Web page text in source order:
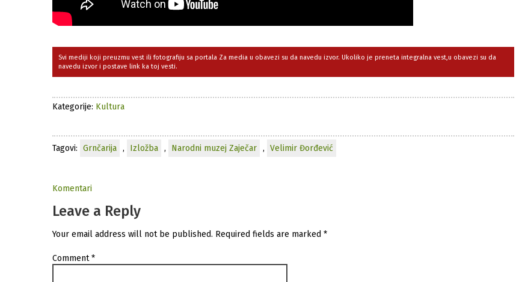
Svi mediji koji preuzmu vest ili fotografiju sa portala Za media u obavezi su da navedu izvor. Ukoliko je preneta integralna vest,u obavezi su da
navedu izvor i postave link ka toj vesti.
Kategorije: Kultura
Tagovi: Grnčarija , Izložba , Narodni muzej Zaječar , Velimir Đorđević
Komentari
Leave a Reply
Your email address will not be published. Required fields are marked *
Comment*